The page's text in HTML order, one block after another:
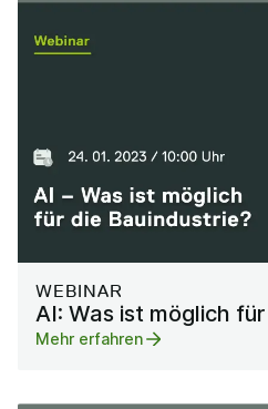
WEBINAR
AI: Was ist möglich
Mehr erfahren